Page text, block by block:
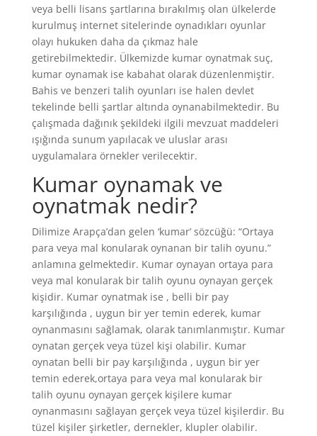
veya belli lisans şartlarına bırakılmış olan ülkelerde
kurulmuş internet sitelerinde oynadıkları oyunlar
olayı hukuken daha da çıkmaz hale
getirebilmektedir. Ülkemizde kumar oynatmak suç,
kumar oynamak ise kabahat olarak düzenlenmiştir.
Bahis ve benzeri talih oyunları ise halen devlet
tekelinde belli şartlar altında oynanabilmektedir. Bu
çalışmada dağınık şekildeki ilgili mevzuat maddeleri
ışığında sunum yapılacak ve uluslar arası
uygulamalara örnekler verilecektir.
Kumar oynamak ve
oynatmak nedir?
Dilimize Arapça’dan gelen ‘kumar’ sözcüğü: “Ortaya
para veya mal konularak oynanan bir talih oyunu.”
anlamına gelmektedir. Kumar oynayan ortaya para
veya mal konularak bir talih oyunu oynayan gerçek
kişidir. Kumar oynatmak ise , belli bir pay
karşılığında , uygun bir yer temin ederek, kumar
oynanmasını sağlamak, olarak tanımlanmıştır. Kumar
oynatan gerçek veya tüzel kişi olabilir. Kumar
oynatan belli bir pay karşılığında , uygun bir yer
temin ederek,ortaya para veya mal konularak bir
talih oyunu oynayan gerçek kişilere kumar
oynanmasını sağlayan gerçek veya tüzel kişilerdir. Bu
tüzel kişiler şirketler, dernekler, klupler olabilir.